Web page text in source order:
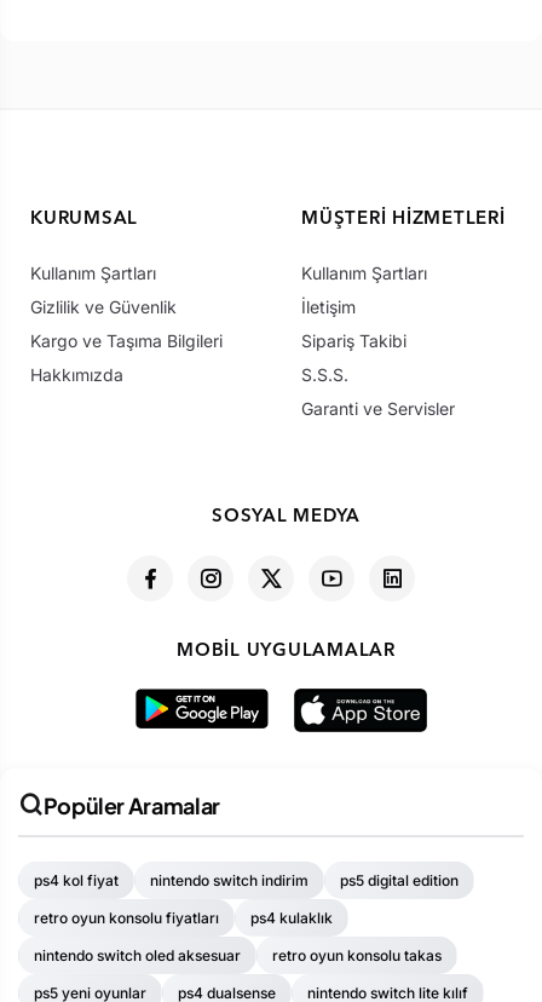
KURUMSAL
Kullanım Şartları
Gizlilik ve Güvenlik
Kargo ve Taşıma Bilgileri
Hakkımızda
MÜŞTERI HIZMETLERI
Kullanım Şartları
İletişim
Sipariş Takibi
S.S.S.
Garanti ve Servisler
SOSYAL MEDYA
MOBIL UYGULAMALAR
Popüler Aramalar
ps4 kol fiyat nintendo switch indirim ps5 digital edition
retro oyun konsolu fiyatları ps4 kulaklık
nintendo switch oled aksesuar retro oyun konsolu takas
ps5 yeni oyunlar ps4 dualsense nintendo switch lite kılıf